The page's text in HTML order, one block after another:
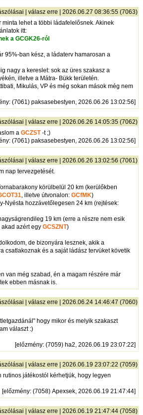
|válasz erre | 2026.06.27 08:36:55 (7063)
minta lehet a többi ládafelelősnek. Akinek
itt:
a GCGK26-ról
95%-ban kész, a ládaterv hamarosan a
nagy a kereslet: sok az üres szakasz a
illetve a Mátra- Bükk területén.
Mikulás, VP és még sokan mások még nem
: (7061) paksasebestyen, 2026.06.26 13:02:56]
|válasz erre | 2026.06.26 14:05:35 (7062)
aGCZST-t ;)
: (7061) paksasebestyen, 2026.06.26 13:02:56]
|válasz erre | 2026.06.26 13:02:56 (7061)
nap tervezgetését.
körülbelül 20 km (kerülőkben
, illetve útvonalon:GCfMK)
Nyésta hozzávetőlegesen 24 km (rejtések:
19 km (erre a részre nem esik
akad azért egyGCSZNT)
de bizonyára lesznek, akik a
csatlakoznak és a saját ládász tervüket követik
van még szabad, én a magam részére már
ebben másnak is.
|válasz erre | 2026.06.24 14:46:47 (7060)
hogy mikor és melyik szakaszt
választ :)
[előzmény: (7059) ha2, 2026.06.19 23:07:22]
|válasz erre | 2026.06.19 23:07:22 (7059)
rutinos játékostól kérhetjük, hogy legyen
[előzmény: (7058) Apexsek, 2026.06.19 21:47:44]
|válasz erre | 2026.06.19 21:47:44 (7058)